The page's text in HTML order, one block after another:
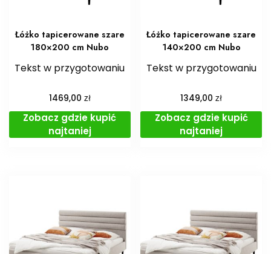
Łóżko tapicerowane szare
180×200 cm Nubo
Tekst w przygotowaniu
1469,00 zł
Zobacz gdzie kupić
najtaniej
Łóżko tapicerowane szare
140×200 cm Nubo
Tekst w przygotowaniu
1349,00zł
Zobacz gdzie kupić
najtaniej